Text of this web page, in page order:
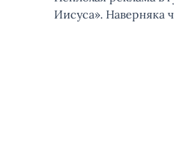
Иисуса». Наверняка